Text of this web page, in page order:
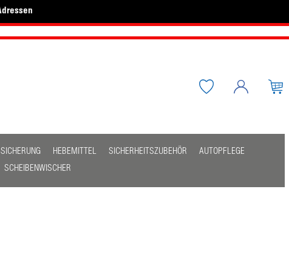
HEBEMITTEL SICHERHEITSZUBEHÖR
AUTOPFLEGE
SCHEIBENWISCHER